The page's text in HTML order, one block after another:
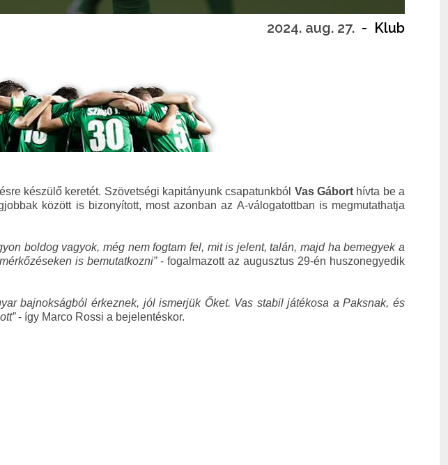
2024. aug. 27. - Klub
készülő keretét. Szövetségi kapitányunk csapatunkból Vas Gábort hívta be a
között is bizonyított, most azonban az A-válogatottban is megmutathatja
boldog vagyok, még nem fogtam fel, mit is jelent, talán, majd ha bemegyek a
is bemutatkozni”- fogalmazott az augusztus 29-én huszonegyedik
bajnokságból érkeznek, jól ismerjük Őket. Vas stabil játékosa a Paksnak, és
- így Marco Rossi a bejelentéskor.